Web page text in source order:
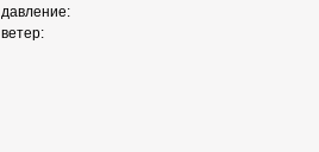
давление:
ветер: